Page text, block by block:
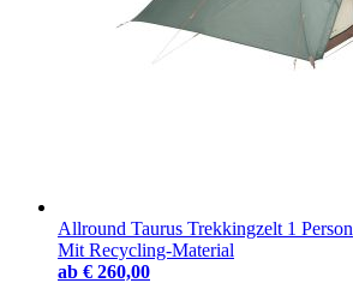
Allround Taurus Trekkingzelt 1 Person
Mit Recycling-Material
ab € 260,00